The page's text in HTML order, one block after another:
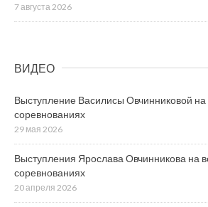
7 августа 2026
ВИДЕО
Выступление Василисы Овчинниковой на
соревнованиях
29 мая 2026
Выступления Ярослава Овчинникова на
соревнованиях
20 апреля 2026